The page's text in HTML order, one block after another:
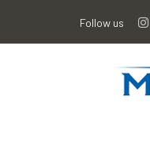
Follow us